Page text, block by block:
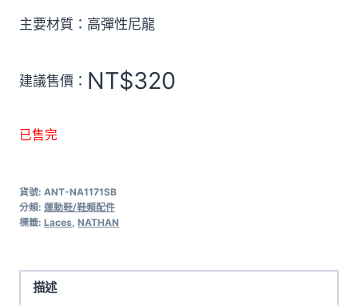
主要材質：高彈性尼龍
建議售價： NT$320
已售完
貨號: ANT-NA1171SB
分類: 運動鞋/鞋類配件
標籤: Laces, NATHAN
描述